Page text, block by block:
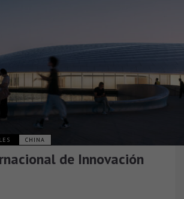
CHINA
de Innovación